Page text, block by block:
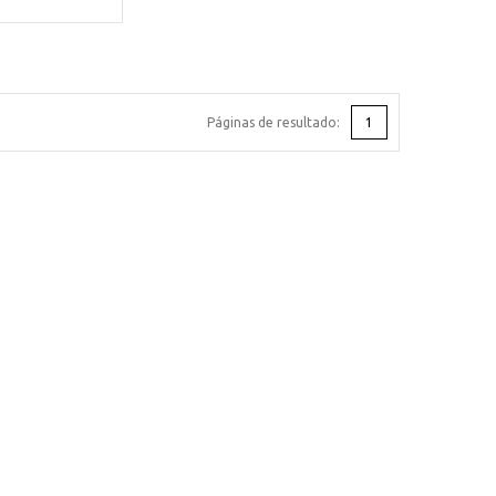
1
Páginas de resultado: